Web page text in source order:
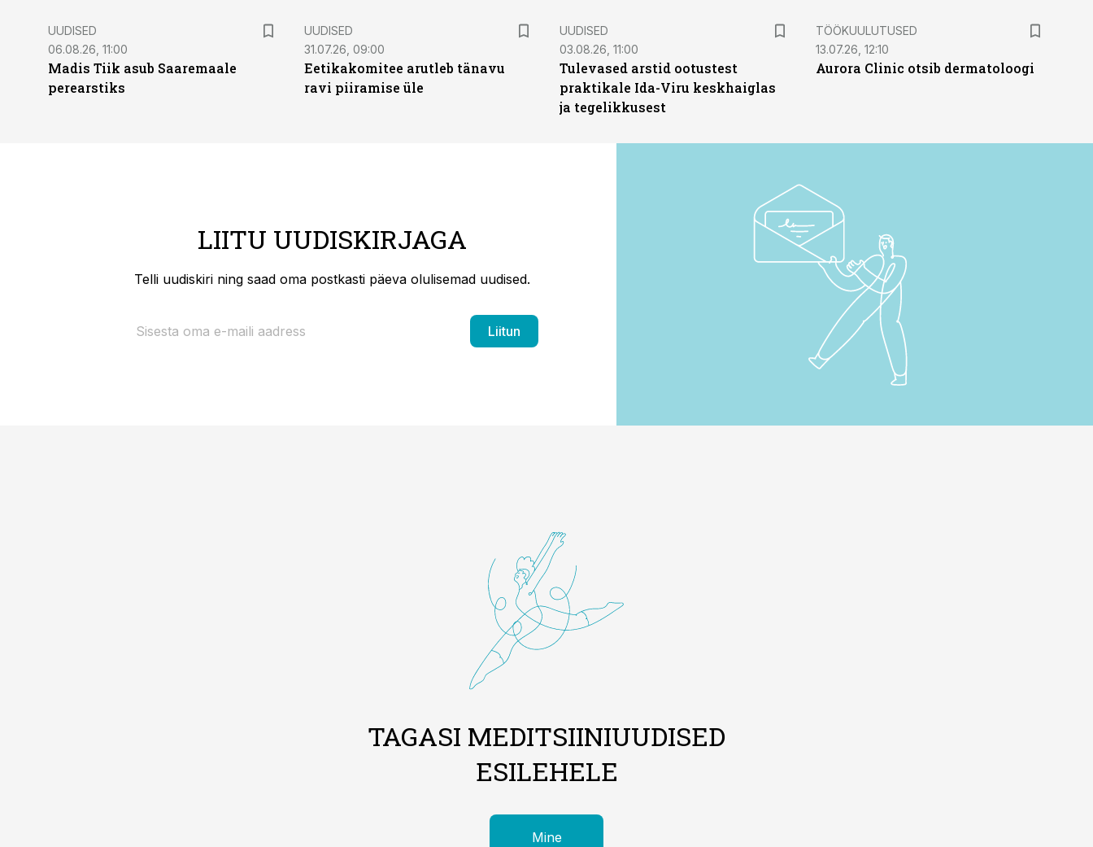
UUDISED
06.08.26, 11:00
Madis Tiik asub Saaremaale
perearstiks
UUDISED
31.07.26, 09:00
Eetikakomitee arutleb tänavu
ravi piiramise üle
UUDISED
03.08.26, 11:00
Tulevased arstid ootustest
praktikale Ida-Viru keskhaiglas
ja tegelikkusest
ST
TÖÖKUULUTUSED
13.07.26, 12:10
Aurora Clinic otsib dermatoloogi
LIITU UUDISKIRJAGA
Telli uudiskiri ning saad oma postkasti päeva olulisemad uudised.
Liitun
TAGASI MEDITSIINIUUDISED
ESILEHELE
Mine